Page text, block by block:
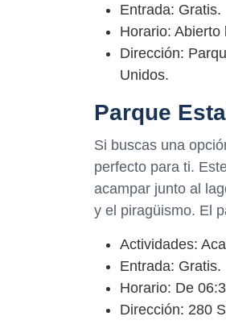
Entrada: Gratis.
Horario:
Dirección:
Unidos.
Parque
Si buscas una
perfecto para ti.
acampar junto al
y el piragüismo. El
Actividades:
Entrada: Gratis.
Horario: De
Dirección: 280